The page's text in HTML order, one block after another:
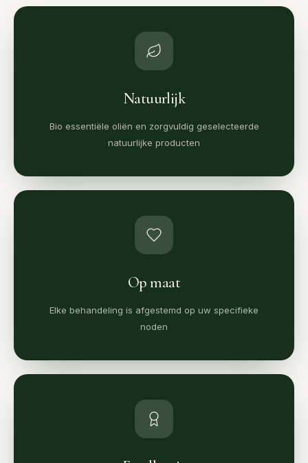
Natuurlijk
Bio essentiële oliën en zorgvuldig geselecteerde
natuurlijke producten
Op maat
Elke behandeling is afgestemd op uw specifieke
noden